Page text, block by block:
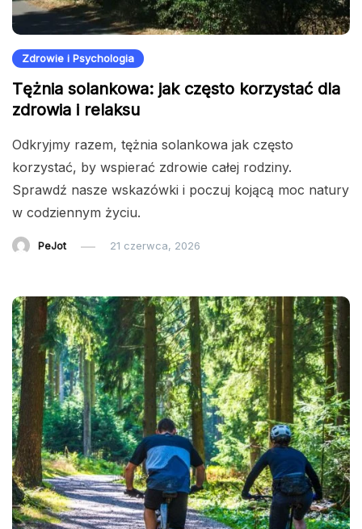
Zdrowie i Psychologia
Tężnia solankowa: jak często korzystać dla
zdrowia i relaksu
Odkryjmy razem, tężnia solankowa jak często
korzystać, by wspierać zdrowie całej rodziny.
Sprawdź nasze wskazówki i poczuj kojącą moc natury
w codziennym życiu.
PeJot 21 czerwca, 2026